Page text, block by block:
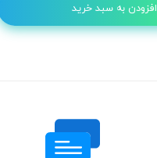
افزودن به سبد خرید